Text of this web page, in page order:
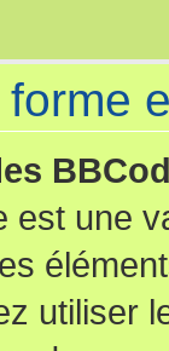
forme
est une
utiliser